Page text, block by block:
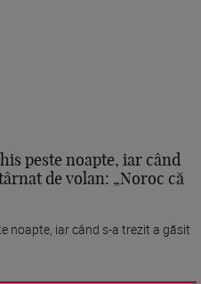
peste noapte, iar când
de volan: „Noroc că
noapte, iar când s-a trezit a găsit